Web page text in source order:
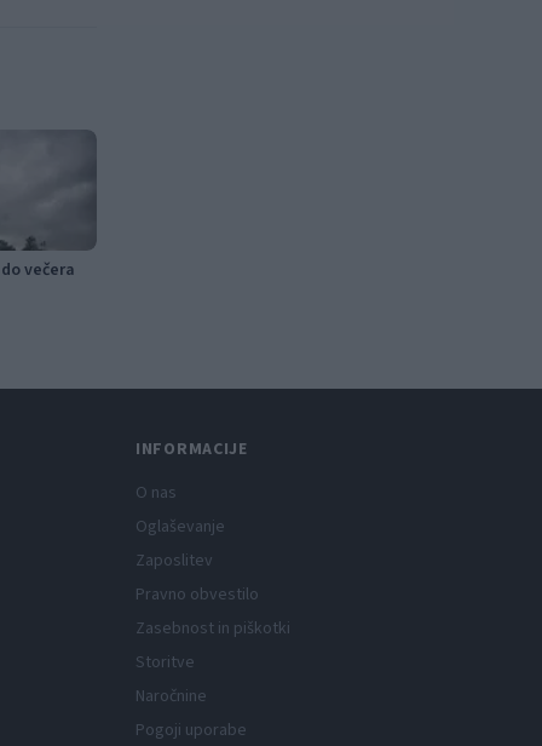
večera
INFORMACIJE
O nas
Oglaševanje
Zaposlitev
Pravno obvestilo
Zasebnost in piškotki
Storitve
Naročnine
Pogoji uporabe